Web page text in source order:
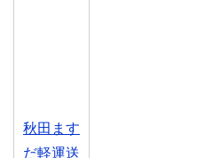
秋田ます
だ軽運送